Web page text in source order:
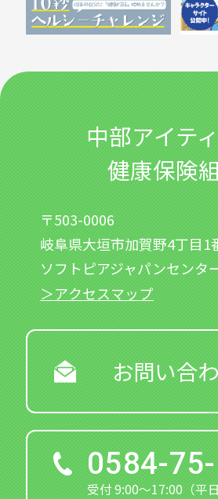
中部アイテ
健康保険
〒503-0006
岐阜県大垣市加賀野4丁目1
ソフトピアジャパンセンタ
＞アクセスマップ
お問い合
0584-
受付 9:00～17:00（平日